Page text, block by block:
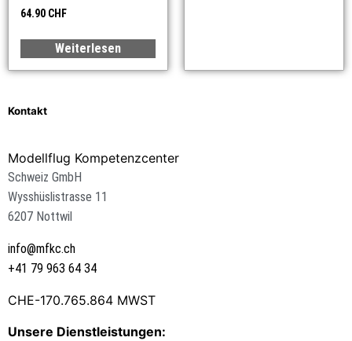
64.90 CHF
Weiterlesen
Kontakt
Modellflug Kompetenzcenter
Schweiz GmbH
Wysshüslistrasse 11
6207 Nottwil
info@mfkc.ch
+41 79 963 64 34
CHE-170.765.864 MWST
Unsere Dienstleistungen: